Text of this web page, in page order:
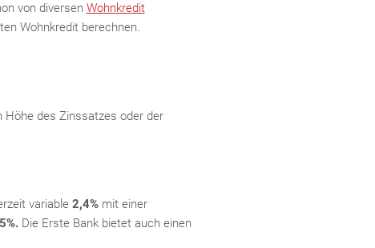
von diversen Wohnkredit
Wohnkredit berechnen.
Höhe des Zinssatzes oder der
variable 2,4%mit einer
Die Erste Bank bietet auch einen